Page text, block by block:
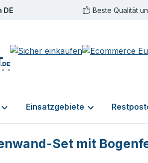
DE Beste Qualität
Einsatzgebiete
Set mit